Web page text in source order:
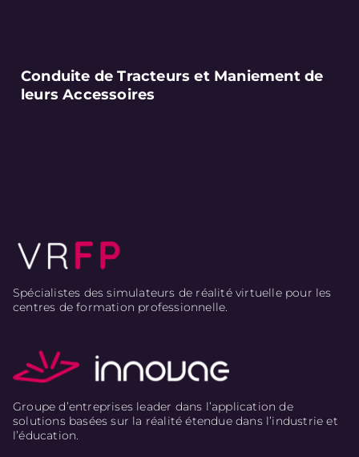
Conduite de Tracteurs et Maniement de
leurs Accessoires
Spécialistes des simulateurs de réalité virtuelle pour les
centres de formation professionnelle.
Groupe d’entreprises leader dans l’application de
solutions basées sur la réalité étendue dans l’industrie et
l’éducation.